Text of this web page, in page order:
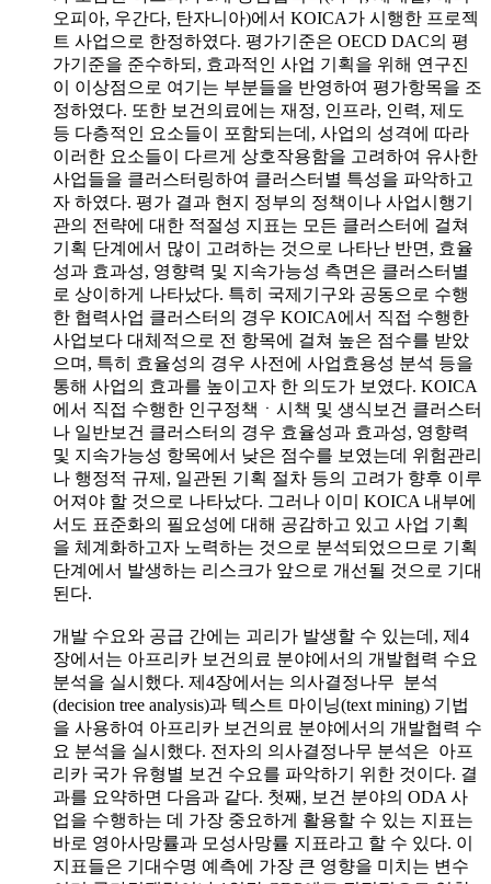
오피아, 우간다, 탄자니아)에서 KOICA가 시행한 프로젝
트 사업으로 한정하였다. 평가기준은 OECD DAC의 평
가기준을 준수하되, 효과적인 사업 기획을 위해 연구진
이 이상점으로 여기는 부분들을 반영하여 평가항목을 조
정하였다. 또한 보건의료에는 재정, 인프라, 인력, 제도
등 다층적인 요소들이 포함되는데, 사업의 성격에 따라
이러한 요소들이 다르게 상호작용함을 고려하여 유사한
사업들을 클러스터링하여 클러스터별 특성을 파악하고
자 하였다. 평가 결과 현지 정부의 정책이나 사업시행기
관의 전략에 대한 적절성 지표는 모든 클러스터에 걸쳐
기획 단계에서 많이 고려하는 것으로 나타난 반면, 효율
성과 효과성, 영향력 및 지속가능성 측면은 클러스터별
로 상이하게 나타났다. 특히 국제기구와 공동으로 수행
한 협력사업 클러스터의 경우 KOICA에서 직접 수행한
사업보다 대체적으로 전 항목에 걸쳐 높은 점수를 받았
으며, 특히 효율성의 경우 사전에 사업효용성 분석 등을
통해 사업의 효과를 높이고자 한 의도가 보였다. KOICA
에서 직접 수행한 인구정책ㆍ시책 및 생식보건 클러스터
나 일반보건 클러스터의 경우 효율성과 효과성, 영향력
및 지속가능성 항목에서 낮은 점수를 보였는데 위험관리
나 행정적 규제, 일관된 기획 절차 등의 고려가 향후 이루
어져야 할 것으로 나타났다. 그러나 이미 KOICA 내부에
서도 표준화의 필요성에 대해 공감하고 있고 사업 기획
을 체계화하고자 노력하는 것으로 분석되었으므로 기획
단계에서 발생하는 리스크가 앞으로 개선될 것으로 기대
된다.
개발 수요와 공급 간에는 괴리가 발생할 수 있는데, 제4
장에서는 아프리카 보건의료 분야에서의 개발협력 수요
분석을 실시했다. 제4장에서는 의사결정나무 분석
(decision tree analysis)과 텍스트 마이닝(text mining) 기법
을 사용하여 아프리카 보건의료 분야에서의 개발협력 수
요 분석을 실시했다. 전자의 의사결정나무 분석은 아프
리카 국가 유형별 보건 수요를 파악하기 위한 것이다. 결
과를 요약하면 다음과 같다. 첫째, 보건 분야의 ODA 사
업을 수행하는 데 가장 중요하게 활용할 수 있는 지표는
바로 영아사망률과 모성사망률 지표라고 할 수 있다. 이
지표들은 기대수명 예측에 가장 큰 영향을 미치는 변수